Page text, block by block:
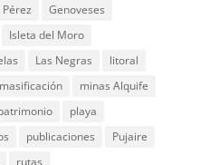
Genoveses
Isleta del Moro
Las Negras
litoral
masificación
minas Alquife
playa
publicaciones
Pujaire
rutas